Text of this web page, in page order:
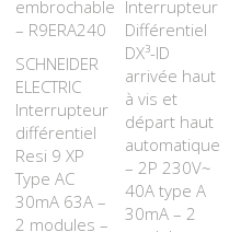
embrochable
– R9ERA240
SCHNEIDER
ELECTRIC
Interrupteur
différentiel
Resi 9 XP
Type AC
30mA 63A –
2 modules –
Interrupteur
Différentiel
DX³-ID
arrivée haut
à vis et
départ haut
automatique
– 2P 230V~
40A type A
30mA – 2